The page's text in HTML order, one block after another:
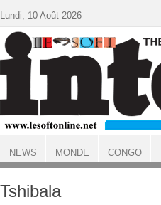
ACCUEIL
Tshibala
Lundi, 10 Août 2026
NEWS MONDE CONGO